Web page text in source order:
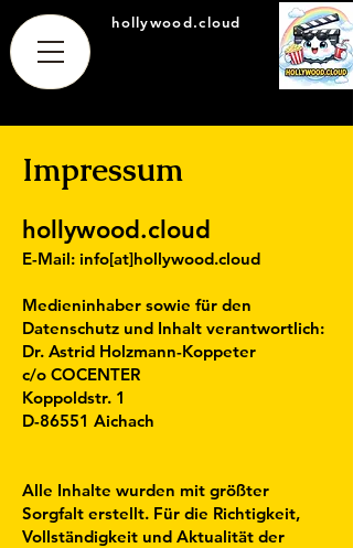
hollywood.cloud
Impressum
hollywood.cloud
E-Mail: info[at]hollywood.cloud​
Medieninhaber sowie für den
Datenschutz und Inhalt verantwortlich:
Dr. Astrid Holzmann-Koppeter
c/o COCENTER
Koppoldstr. 1
D-86551 Aichach
​Alle Inhalte wurden mit größter
Sorgfalt erstellt. Für die Richtigkeit,
Vollständigkeit und Aktualität der